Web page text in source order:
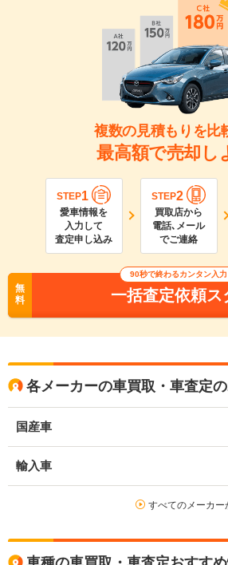
複数の見積もりを比
最高額で売却し
STEP1
愛車情報を
入力して
査定申し込み
STEP2
買取店から
電話､メール
でご連絡
無
料
90秒で終わるカンタン入力
一括査定依頼ス
各メーカーの車買取・車査定
国産車
輸入車
すべてのメーカー